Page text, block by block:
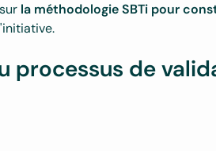
la méthodologie SBTi pour
processus de